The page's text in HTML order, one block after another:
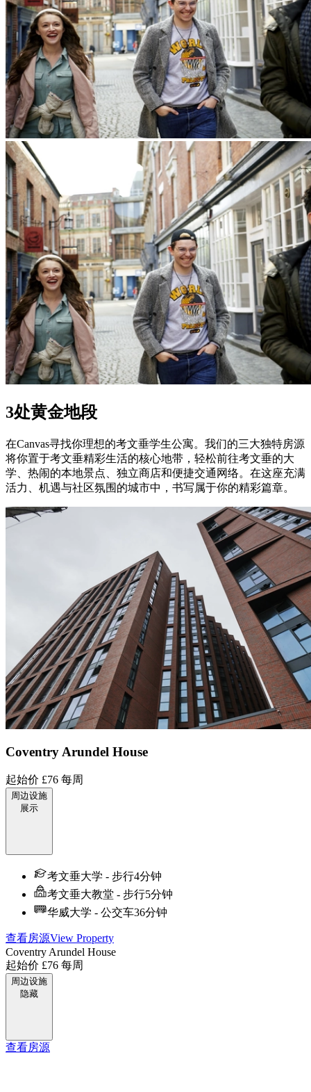
3处黄金地段
在Canvas寻找你理想的考文垂学生公寓。我们的三大独特房源
将你置于考文垂精彩生活的核心地带，轻松前往考文垂的大
学、热闹的本地景点、独立商店和便捷交通网络。在这座充满
活力、机遇与社区氛围的城市中，书写属于你的精彩篇章。
Coventry Arundel House
起始价 £76 每周
周边设施
展示
考文垂大学 - 步行4分钟
考文垂大教堂 - 步行5分钟
华威大学 - 公交车36分钟
查看房源View Property
Coventry Arundel House
起始价 £76 每周
周边设施
隐藏
查看房源